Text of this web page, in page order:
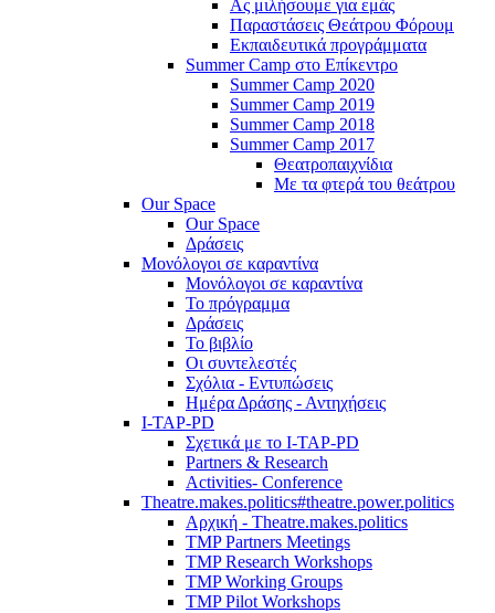
Ας μιλήσουμε για εμάς
Παραστάσεις Θεάτρου Φόρουμ
Εκπαιδευτικά προγράμματα
Summer Camp στο Επίκεντρο
Summer Camp 2020
Summer Camp 2019
Summer Camp 2018
Summer Camp 2017
Θεατροπαιχνίδια
Με τα φτερά του θεάτρου
Our Space
Our Space
Δράσεις
Μονόλογοι σε καραντίνα
Μονόλογοι σε καραντίνα
Το πρόγραμμα
Δράσεις
Το βιβλίο
Οι συντελεστές
Σχόλια - Εντυπώσεις
Ημέρα Δράσης - Αντηχήσεις
I-TAP-PD
Σχετικά με το I-TAP-PD
Partners & Research
Activities- Conference
Theatre.makes.politics#theatre.power.politics
Αρχική - Theatre.makes.politics
TMP Partners Meetings
TMP Research Workshops
TMP Working Groups
TMP Pilot Workshops